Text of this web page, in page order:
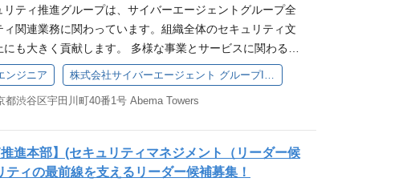
atcl/contents/18/01236/00006/ ・顧客と店頭をつな
ーション「リテールメディア」の強み https://diamond-rm.
474083/ ・新規事業への挑戦が私を成長させてくれる htt
featured/1409/ ・【密着】入社1年半でマネージャー！背
大の挑戦” ｜サイバーエージェント https://www.youtube.c
【企業概要】 当社は「21世紀を代表する会
ジョンに、インターネット広告事業からスタートし、その
に合わせながらメディア事業、ゲーム事業へと事業を拡大
た。2016年に開局した新しい未来のテレビ「ABEMA」
ュリティ関連プロダクトの開発と運用を担当し、各ビジネ
セキュリティニーズに応える安全で効率的なプロダクトを
。 このポジションが担う役割 ID基盤（認証認可プラット
発と運用：高度なセキュリティ基準を満たしつつ、アジリ
プラットフォームの構築 AIの導入によるセキュリティ業務
術を活用した高品質、高パフォーマンスなオペレーション
Cloud Security Posture Management） RISKENの開発と
セキュリティのポスチャー管理とリスク評価システムの開
対応とコンサルティング：セキュリティインシデントへの
に向けた改善・対応 監視・アラート基盤の設計、構築およ
運用業務の自動化・効率化の推進 コストを意識したリソー
化 これらの業務を通じて、幅広い経験と専門知識を得る
サイバーエージェントグループの成長を支える一員とし
と情熱を発揮しませんか？ 私たちは、セキュリティの最
い、意欲的な人材をお待ちしています。 ポジションの魅力
ェントグループの事業成長に直接寄与できます。 私たちの
るプロダクトはグループ内の広範囲に影響を与え、ビジネ
います。セキュリティ分野で新たな挑戦をしたい方、責
リティ推進グループは、サイバーエージェントグループ全
ィ関連業務に関わっています。組織全体のセキュリティ文
も大きく貢献します。 多様な事業とサービスに関わる機
業や子会社立ち上げに携わるチャンスがあります。動的
の経験を積むことが可能です。 業務内容 システムセキュ
ープにて、以下の業務を行っていただきます。 セキュリテ
ティ規格への準拠活動の支援 セキュリティリスクを最小化
の設計・最適化 サイバーエージェントグループ各事業部か
に関するお問い合わせの対応 サイバーエージェントグルー
ンジニア
都渋谷区宇田川町40番1号 Abema Towers
推進本部】(セキュリティマネジメント（リーダー候
ティの最前線を支えるリーダー候補募集！